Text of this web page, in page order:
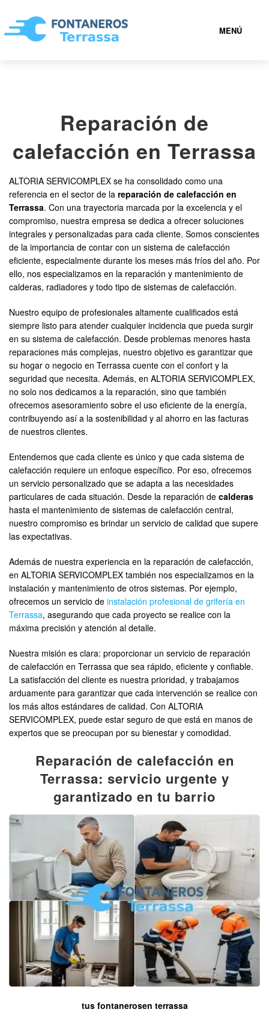
MENÚ
936 94 20 91
FONTANEROS TERRASSA BARATOS
SERVICIOS
CONTACTAR
Reparación de
calefacción en Terrassa
ALTORIA SERVICOMPLEX se ha consolidado como una
referencia en el sector de la reparación de calefacción en
Terrassa. Con una trayectoria marcada por la excelencia y el
compromiso, nuestra empresa se dedica a ofrecer soluciones
integrales y personalizadas para cada cliente. Somos conscientes
de la importancia de contar con un sistema de calefacción
eficiente, especialmente durante los meses más fríos del año. Por
ello, nos especializamos en la reparación y mantenimiento de
calderas, radiadores y todo tipo de sistemas de calefacción.
Nuestro equipo de profesionales altamente cualificados está
siempre listo para atender cualquier incidencia que pueda surgir
en su sistema de calefacción. Desde problemas menores hasta
reparaciones más complejas, nuestro objetivo es garantizar que
su hogar o negocio en Terrassa cuente con el confort y la
seguridad que necesita. Además, en ALTORIA SERVICOMPLEX,
no solo nos dedicamos a la reparación, sino que también
ofrecemos asesoramiento sobre el uso eficiente de la energía,
contribuyendo así a la sostenibilidad y al ahorro en las facturas
de nuestros clientes.
Entendemos que cada cliente es único y que cada sistema de
calefacción requiere un enfoque específico. Por eso, ofrecemos
un servicio personalizado que se adapta a las necesidades
particulares de cada situación. Desde la reparación de calderas
hasta el mantenimiento de sistemas de calefacción central,
nuestro compromiso es brindar un servicio de calidad que supere
las expectativas.
Además de nuestra experiencia en la reparación de calefacción,
en ALTORIA SERVICOMPLEX también nos especializamos en la
instalación y mantenimiento de otros sistemas. Por ejemplo,
ofrecemos un servicio de instalación profesional de grifería en
Terrassa, asegurando que cada proyecto se realice con la
máxima precisión y atención al detalle.
Nuestra misión es clara: proporcionar un servicio de reparación
de calefacción en Terrassa que sea rápido, eficiente y confiable.
La satisfacción del cliente es nuestra prioridad, y trabajamos
arduamente para garantizar que cada intervención se realice con
los más altos estándares de calidad. Con ALTORIA
SERVICOMPLEX, puede estar seguro de que está en manos de
expertos que se preocupan por su bienestar y comodidad.
Reparación de calefacción en
Terrassa: servicio urgente y
garantizado en tu barrio
tus fontanerosen terrassa